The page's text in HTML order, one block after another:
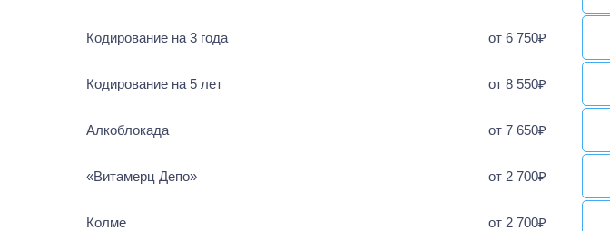
Кодирование на 3 года от 6 750₽
Кодирование на 5 лет от 8 550₽
Алкоблокада от 7 650₽
«Витамерц Депо» от 2 700₽
Колме от 2 700₽